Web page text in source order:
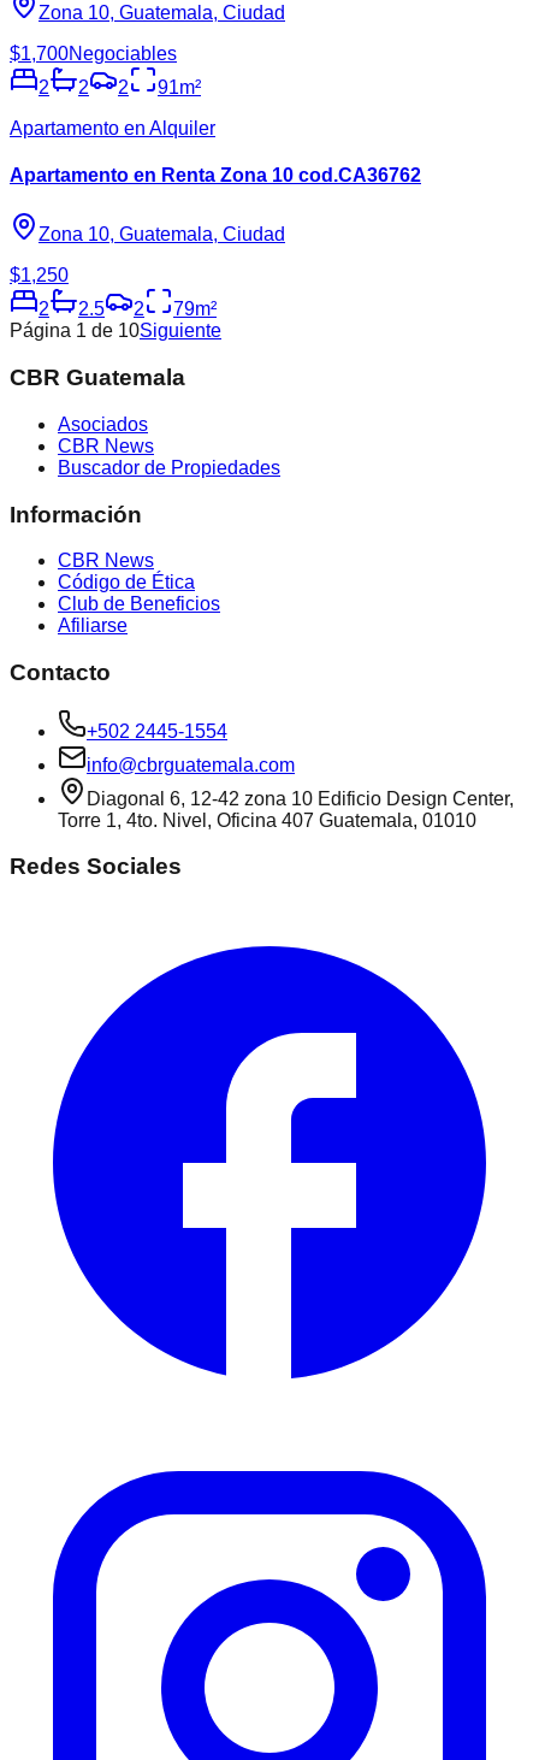
Zona 10, Guatemala, Ciudad
$1,700Negociables
2
2 2 91m²
Apartamento en Alquiler
Apartamento en Renta Zona 10 cod.CA36762
Zona 10, Guatemala, Ciudad
$1,250
2
2.5 2 79m²
Página 1 de 10Siguiente
CBR Guatemala
Asociados
CBR News
Buscador de Propiedades
Información
CBR News
Código de Ética
Club de Beneficios
Afiliarse
Contacto
+502 2445-1554
info@cbrguatemala.com
Diagonal 6, 12-42 zona 10 Edificio Design Center,
Torre 1, 4to. Nivel, Oficina 407 Guatemala, 01010
Redes Sociales